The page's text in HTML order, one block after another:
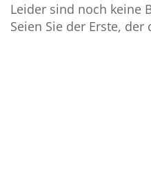
Leider sind noch keine
Seien Sie der Erste,